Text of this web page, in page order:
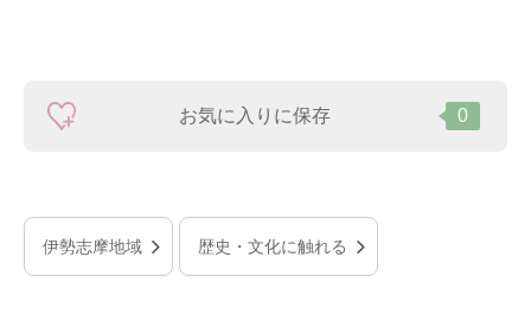
お気に入りに保存 0
伊勢志摩地域 歴史・文化に触れる